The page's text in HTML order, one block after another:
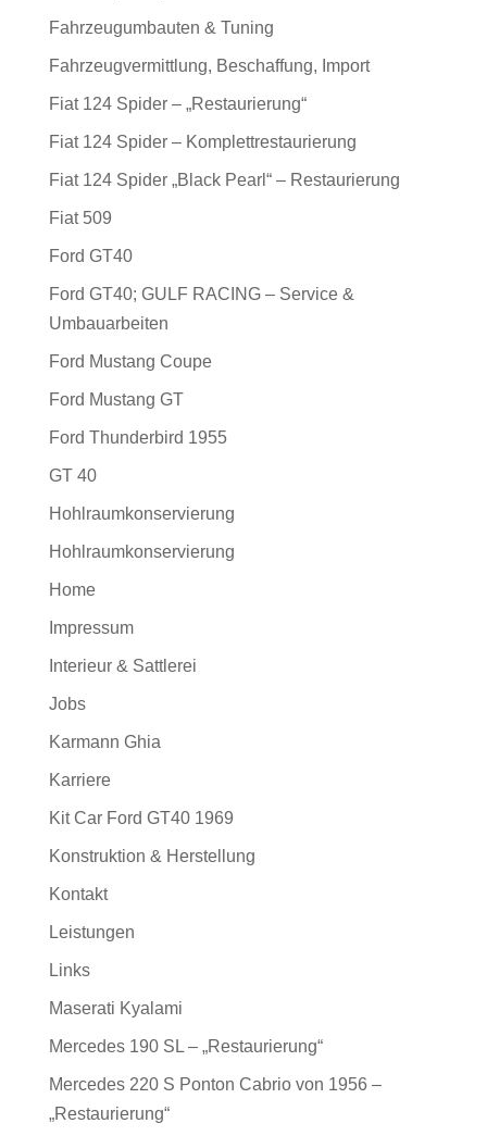
Fahrzeugumbauten & Tuning
Fahrzeugvermittlung, Beschaffung, Import
Fiat 124 Spider – „Restaurierung“
Fiat 124 Spider – Komplettrestaurierung
Fiat 124 Spider „Black Pearl“ – Restaurierung
Fiat 509
Ford GT40
Ford GT40; GULF RACING – Service &
Umbauarbeiten
Ford Mustang Coupe
Ford Mustang GT
Ford Thunderbird 1955
GT 40
Hohlraumkonservierung
Hohlraumkonservierung
Home
Impressum
Interieur & Sattlerei
Jobs
Karmann Ghia
Karriere
Kit Car Ford GT40 1969
Konstruktion & Herstellung
Kontakt
Leistungen
Links
Maserati Kyalami
Mercedes 190 SL – „Restaurierung“
Mercedes 220 S Ponton Cabrio von 1956 –
„Restaurierung“